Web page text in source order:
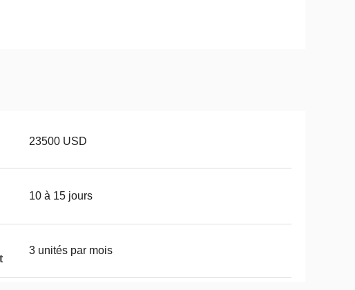
23500 USD
10 à 15 jours
3 unités par mois